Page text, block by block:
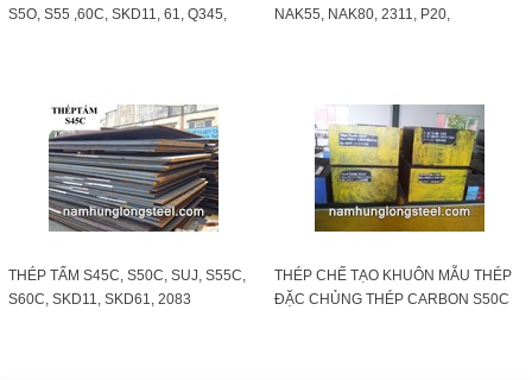
S5O, S55 ,60C, SKD11, 61, Q345,
NAK55, NAK80, 2311, P20,
THÉP TẤM S45C, S50C, SUJ, S55C,
S60C, SKD11, SKD61, 2083
THÉP CHẾ TẠO KHUÔN MẪU THÉP
ĐẶC CHỦNG THÉP CARBON S50C